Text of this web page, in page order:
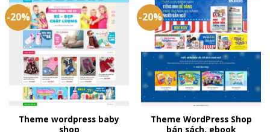
-20%
Theme wordpress baby
shop
-20%
Theme WordPress Shop
bán sách, ebook